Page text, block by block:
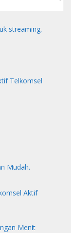
streaming.
Telkomsel
Mudah.
Aktif
Menit